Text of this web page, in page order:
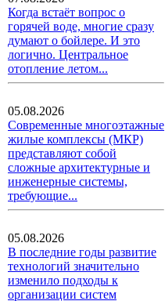
Когда встаёт вопрос о
горячей воде, многие сразу
думают о бойлере. И это
логично. Центральное
отопление летом...
05.08.2026
Современные многоэтажные
жилые комплексы (МКР)
представляют собой
сложные архитектурные и
инженерные системы,
требующие...
05.08.2026
В последние годы развитие
технологий значительно
изменило подходы к
организации систем